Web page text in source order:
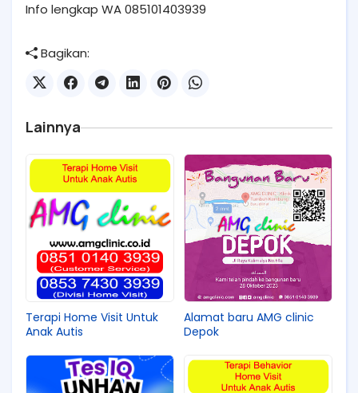
Info lengkap WA 085101403939
Bagikan:
Lainnya
Terapi Home Visit Untuk
Anak Autis
Alamat baru AMG clinic
Depok